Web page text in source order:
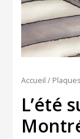
Accueil /
L’été